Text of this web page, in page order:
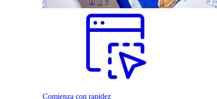
Comienza con rapidez